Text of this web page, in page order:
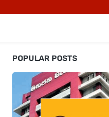
POPULAR POSTS